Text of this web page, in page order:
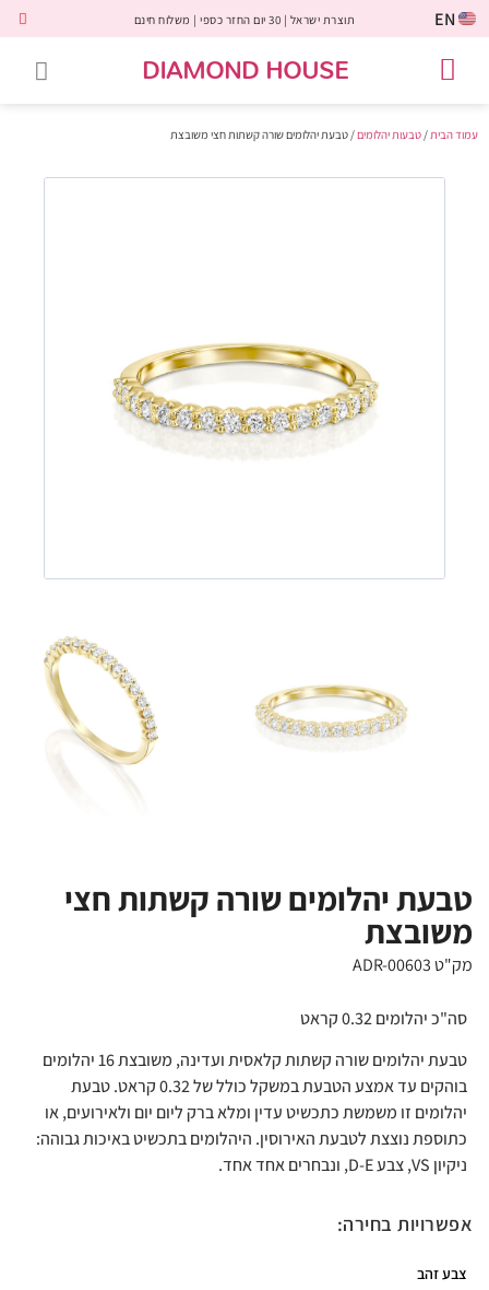
EN תוצרת ישראל | 30 יום החזר כספי | משלוח חינם
DIAMOND HOUSE
עמוד הבית / טבעות יהלומים/ טבעת יהלומים שורה קשתות חצי משובצת
טבעת יהלומים שורה קשתות חצי
משובצת
מק"ט ADR-00603
סה"כ יהלומים 0.32 קראט
טבעת יהלומים שורה קשתות קלאסית ועדינה, משובצת 16 יהלומים
בוהקים עד אמצע הטבעת במשקל כולל של 0.32 קראט. טבעת
יהלומים זו משמשת כתכשיט עדין ומלא ברק ליום יום ולאירועים, או
כתוספת נוצצת לטבעת האירוסין. היהלומים בתכשיט באיכות גבוהה:
ניקיון VS, צבע D-E, ונבחרים אחד אחד.
אפשרויות בחירה:
צבע זהב